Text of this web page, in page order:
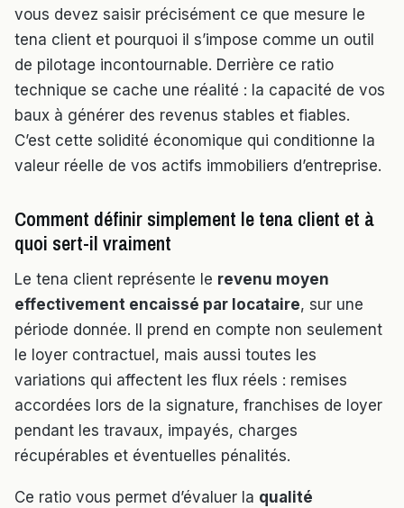
vous devez saisir précisément ce que mesure le
tena client et pourquoi il s’impose comme un outil
de pilotage incontournable. Derrière ce ratio
technique se cache une réalité : la capacité de vos
baux à générer des revenus stables et fiables.
C’est cette solidité économique qui conditionne la
valeur réelle de vos actifs immobiliers d’entreprise.
Comment définir simplement le tena client et à
quoi sert-il vraiment
Le tena client représente le revenu moyen
effectivement encaissé par locataire, sur une
période donnée. Il prend en compte non seulement
le loyer contractuel, mais aussi toutes les
variations qui affectent les flux réels : remises
accordées lors de la signature, franchises de loyer
pendant les travaux, impayés, charges
récupérables et éventuelles pénalités.
Ce ratio vous permet d’évaluer la qualité